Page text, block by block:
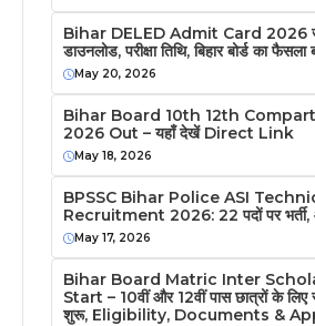
Bihar DELED Admit Card 2026
डाउनलोड, परीक्षा तिथि, बिहार बोर्ड का फैसला
May 20, 2026
Bihar Board 10th 12th
2026 Out – यहाँ देखें Direct Link
May 18, 2026
BPSSC Bihar Police ASI
Recruitment 2026: 22 पदों पर
May 17, 2026
Bihar Board Matric Inter
Start – 10वीं और 12वीं पास छात्रों के
शुरू, Eligibility, Documents &